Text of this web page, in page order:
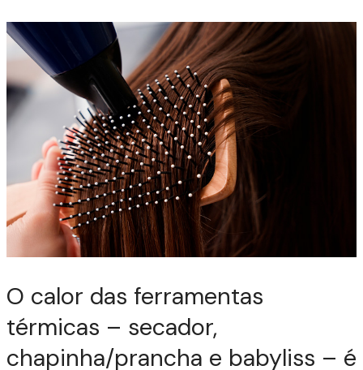
O calor das ferramentas
térmicas – secador,
chapinha/prancha e babyliss – é